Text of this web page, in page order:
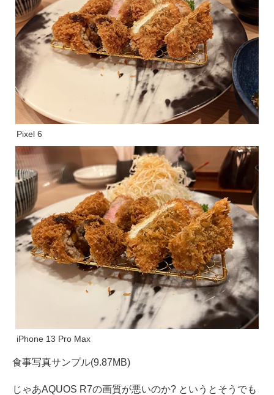
Pixel 6
iPhone 13 Pro Max
食事写真サンプル(9.87MB)
じゃあAQUOS R7の画質が悪いのか? というとそうでも